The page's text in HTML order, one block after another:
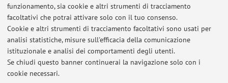
funzionamento, sia cookie e altri strumenti di tracciamento
facoltativi che potrai attivare solo con il tuo consenso.
Cookie e altri strumenti di tracciamento facoltativi sono usati per
analisi statistiche, misure sull'efficacia della comunicazione
istituzionale e analisi dei comportamenti degli utenti.
Se chiudi questo banner continuerai la navigazione solo con i
cookie necessari.
Lezione del 24 aprile - rinviata
La lezione del 24 del Laboratorio di Economia dello
sviluppo è rinviata e verrà recuperata lunedì 8 maggio.
Pubblicato il: 19 aprile 2023
La pandemia da Covid-19 e gli effetti sui giovani